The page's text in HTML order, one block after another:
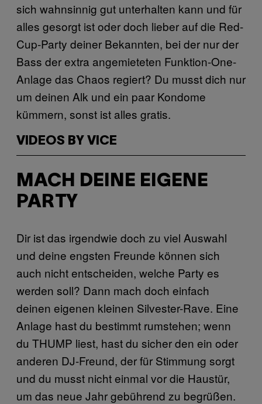
sich wahnsinnig gut unterhalten kann und für
alles gesorgt ist oder doch lieber auf die Red-
Cup-Party deiner Bekannten, bei der nur der
Bass der extra angemieteten Funktion-One-
Anlage das Chaos regiert? Du musst dich nur
um deinen Alk und ein paar Kondome
kümmern, sonst ist alles gratis.
VIDEOS BY VICE
MACH DEINE EIGENE
PARTY
Dir ist das irgendwie doch zu viel Auswahl
und deine engsten Freunde können sich
auch nicht entscheiden, welche Party es
werden soll? Dann mach doch einfach
deinen eigenen kleinen Silvester-Rave. Eine
Anlage hast du bestimmt rumstehen; wenn
du THUMP liest, hast du sicher den ein oder
anderen DJ-Freund, der für Stimmung sorgt
und du musst nicht einmal vor die Haustür,
um das neue Jahr gebührend zu begrüßen.